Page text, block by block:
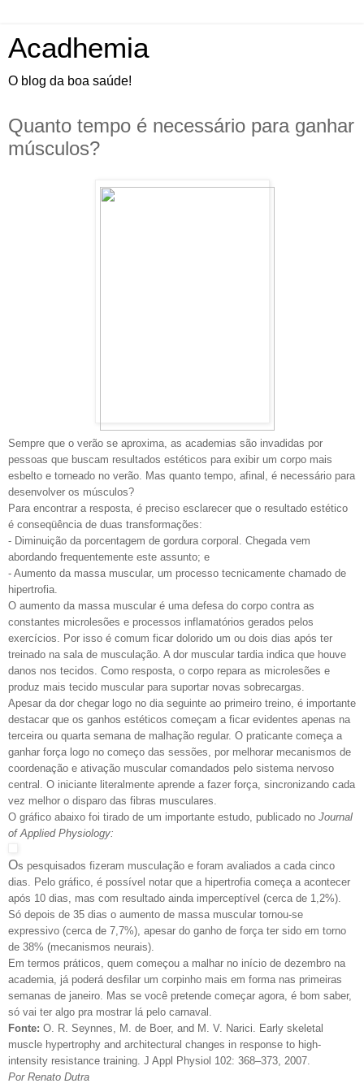
Acadhemia
O blog da boa saúde!
Quanto tempo é necessário para ganhar
músculos?
Sempre que o verão se aproxima, as academias são invadidas por
pessoas que buscam resultados estéticos para exibir um corpo mais
esbelto e torneado no verão. Mas quanto tempo, afinal, é necessário para
desenvolver os músculos?
Para encontrar a resposta, é preciso esclarecer que o resultado estético
é conseqüência de duas transformações:
- Diminuição da porcentagem de gordura corporal. Chegada vem
abordando frequentemente este assunto; e
- Aumento da massa muscular, um processo tecnicamente chamado de
hipertrofia.
O aumento da massa muscular é uma defesa do corpo contra as
constantes microlesões e processos inflamatórios gerados pelos
exercícios. Por isso é comum ficar dolorido um ou dois dias após ter
treinado na sala de musculação. A dor muscular tardia indica que houve
danos nos tecidos. Como resposta, o corpo repara as microlesões e
produz mais tecido muscular para suportar novas sobrecargas.
Apesar da dor chegar logo no dia seguinte ao primeiro treino, é importante
destacar que os ganhos estéticos começam a ficar evidentes apenas na
terceira ou quarta semana de malhação regular. O praticante começa a
ganhar força logo no começo das sessões, por melhorar mecanismos de
coordenação e ativação muscular comandados pelo sistema nervoso
central. O iniciante literalmente aprende a fazer força, sincronizando cada
vez melhor o disparo das fibras musculares.
O gráfico abaixo foi tirado de um importante estudo, publicado no Journal
of Applied Physiology:
Os pesquisados fizeram musculação e foram avaliados a cada cinco
dias. Pelo gráfico, é possível notar que a hipertrofia começa a acontecer
após 10 dias, mas com resultado ainda imperceptível (cerca de 1,2%).
Só depois de 35 dias o aumento de massa muscular tornou-se
expressivo (cerca de 7,7%), apesar do ganho de força ter sido em torno
de 38% (mecanismos neurais).
Em termos práticos, quem começou a malhar no início de dezembro na
academia, já poderá desfilar um corpinho mais em forma nas primeiras
semanas de janeiro. Mas se você pretende começar agora, é bom saber,
só vai ter algo pra mostrar lá pelo carnaval.
Fonte: O. R. Seynnes, M. de Boer, and M. V. Narici. Early skeletal
muscle hypertrophy and architectural changes in response to high-
intensity resistance training. J Appl Physiol 102: 368–373, 2007.
Por Renato Dutra